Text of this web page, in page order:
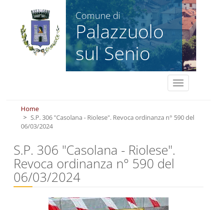
Salta al contenuto principale
Comune di
Palazzuolo
sul Senio
Toggle
navigation
Home
S.P. 306 "Casolana - Riolese". Revoca ordinanza n° 590 del
06/03/2024
S.P. 306 "Casolana - Riolese".
Revoca ordinanza n° 590 del
06/03/2024